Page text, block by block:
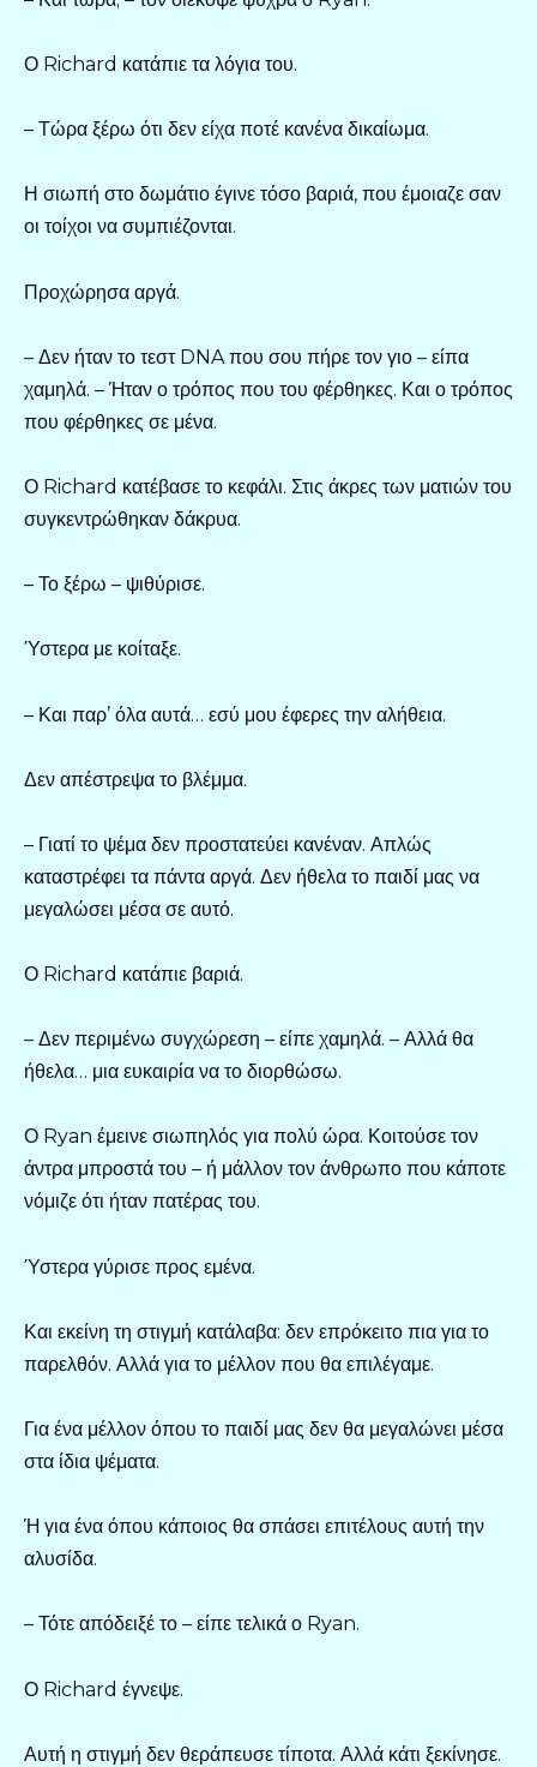
Ο Richard κατάπιε τα λόγια του.
– Τώρα ξέρω ότι δεν είχα ποτέ κανένα δικαίωμα.
Η σιωπή στο δωμάτιο έγινε τόσο βαριά, που έμοιαζε σαν
οι τοίχοι να συμπιέζονται.
Προχώρησα αργά.
– Δεν ήταν το τεστ DNA που σου πήρε τον γιο – είπα
χαμηλά. – Ήταν ο τρόπος που του φέρθηκες. Και ο τρόπος
που φέρθηκες σε μένα.
Ο Richard κατέβασε το κεφάλι. Στις άκρες των ματιών του
συγκεντρώθηκαν δάκρυα.
– Το ξέρω – ψιθύρισε.
Ύστερα με κοίταξε.
– Και παρ’ όλα αυτά… εσύ μου έφερες την αλήθεια.
Δεν απέστρεψα το βλέμμα.
– Γιατί το ψέμα δεν προστατεύει κανέναν. Απλώς
καταστρέφει τα πάντα αργά. Δεν ήθελα το παιδί μας να
μεγαλώσει μέσα σε αυτό.
Ο Richard κατάπιε βαριά.
– Δεν περιμένω συγχώρεση – είπε χαμηλά. – Αλλά θα
ήθελα… μια ευκαιρία να το διορθώσω.
Ο Ryan έμεινε σιωπηλός για πολύ ώρα. Κοιτούσε τον
άντρα μπροστά του – ή μάλλον τον άνθρωπο που κάποτε
νόμιζε ότι ήταν πατέρας του.
Ύστερα γύρισε προς εμένα.
Και εκείνη τη στιγμή κατάλαβα: δεν επρόκειτο πια για το
παρελθόν. Αλλά για το μέλλον που θα επιλέγαμε.
Για ένα μέλλον όπου το παιδί μας δεν θα μεγαλώνει μέσα
στα ίδια ψέματα.
Ή για ένα όπου κάποιος θα σπάσει επιτέλους αυτή την
αλυσίδα.
– Τότε απόδειξέ το – είπε τελικά ο Ryan.
Ο Richard έγνεψε.
Αυτή η στιγμή δεν θεράπευσε τίποτα. Αλλά κάτι ξεκίνησε.